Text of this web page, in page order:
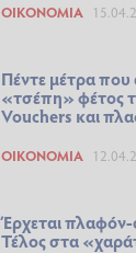
ΟΙΚΟΝΟΜΊΑ
Πέντε μέτρα
«τσέπη» φέτος
Vouchers και
ΟΙΚΟΝΟΜΊΑ
Έρχεται
Τέλος στα